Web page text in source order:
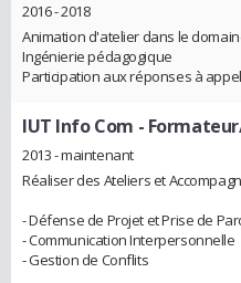
2016 - 2018
Animation d'atelier dans le
Ingénierie pédagogique
Participation aux réponses à
IUT Info Com -
2013 - maintenant
Réaliser des Ateliers et
- Défense de Projet et Prise de
- Communication Interpersonnelle
- Gestion de Conflits